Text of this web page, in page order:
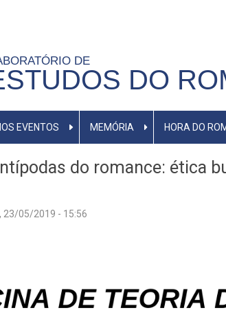
DE
DO
EVENTOS MEMÓRIA HORA DO
do romance: ética
23/05/2019 - 15:56